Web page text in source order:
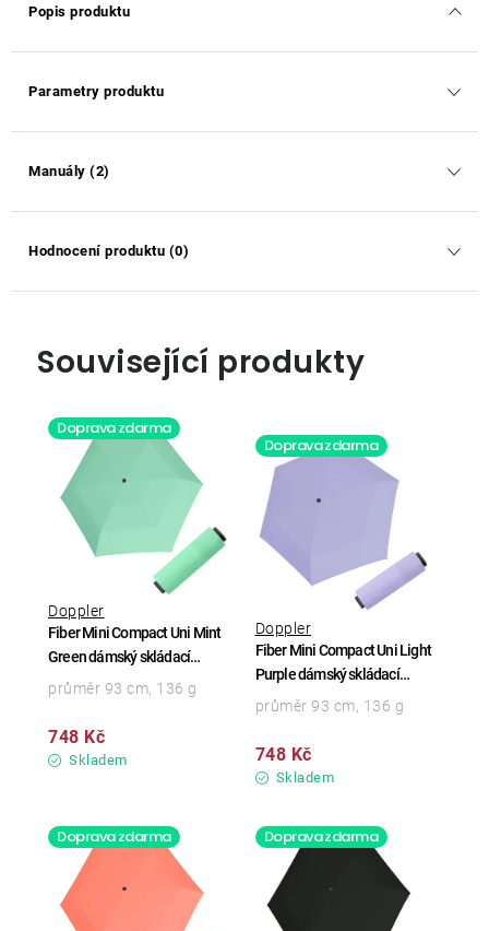
Popis produktu
Parametry produktu
Manuály (2)
Hodnocení produktu (0)
Související produkty
Doprava zdarma
Fiber Mini Compact Uni Mint
Green dámský skládací
deštník
Doppler
Skladem
748 Kč
průměr 93 cm, 136 g
Doprava zdarma
Fiber Mini Compact Uni Light
Purple dámský skládací
deštník
Doppler
Skladem
748 Kč
průměr 93 cm, 136 g
Doprava zdarma Doprava zdarma